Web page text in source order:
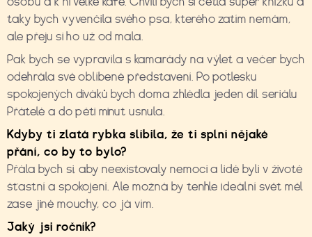
taky bych vyvenčila svého psa, kterého zatím nemám,
ale přeju si ho už od mala.
Pak bych se vypravila s kamarády na výlet a večer bych
odehrála své oblíbené představení. Po potlesku
spokojených diváků bych doma zhlédla jeden díl seriálu
Přátelé a do pěti minut usnula.
Kdyby ti zlatá rybka slíbila, že ti splní nějaké
přání, co by to bylo?
Přála bych si, aby neexistovaly nemoci a lidé byli v životě
šťastní a spokojení. Ale možná by tenhle ideální svět měl
zase jiné mouchy, co já vím.
Jaký jsi ročník?